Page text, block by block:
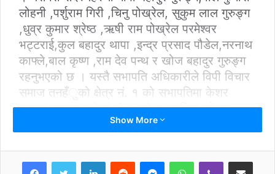
लोहनी ,पर्शुराम गिरी ,चिनु पोख्रेल, सुकुम लाल गुरुङ्ग
,धुव्र कुमार श्रेष्ठ ,ऋषी राम पोख्रेल परमेश्वर
भट्टराई,कुल बहादुर थापा ,इन्द्र प्रसाद पौडेल,नरनाथ
काफ्ले,बाल कृष्ण ,राम देव पन्थ र खोज बहादुर गुरुङ्ग
रहनुभएको छ । यस्तै सभापति अधिकारीले विपी विचार
समाज तनहँुको क्षेत्र नं. १ को सभापतिमा केशर
बहादुर गुरुङ्ग र क्षेत्र नं. २ को सभापतिमा नरेन्द्र
थापालाई मनोनित गर्नुभएको छ ।
Show More
LinkedInReddit MessengerWhatsAppViber Share via Email